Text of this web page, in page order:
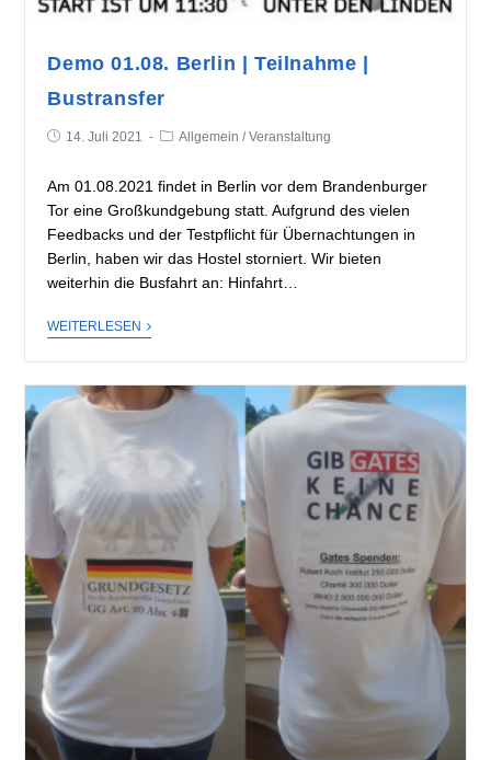
Demo 01.08. Berlin | Teilnahme |
Bustransfer
14. Juli 2021 Allgemein / Veranstaltung
Am 01.08.2021 findet in Berlin vor dem Brandenburger
Tor eine Großkundgebung statt. Aufgrund des vielen
Feedbacks und der Testpflicht für Übernachtungen in
Berlin, haben wir das Hostel storniert. Wir bieten
weiterhin die Busfahrt an: Hinfahrt…
WEITERLESEN